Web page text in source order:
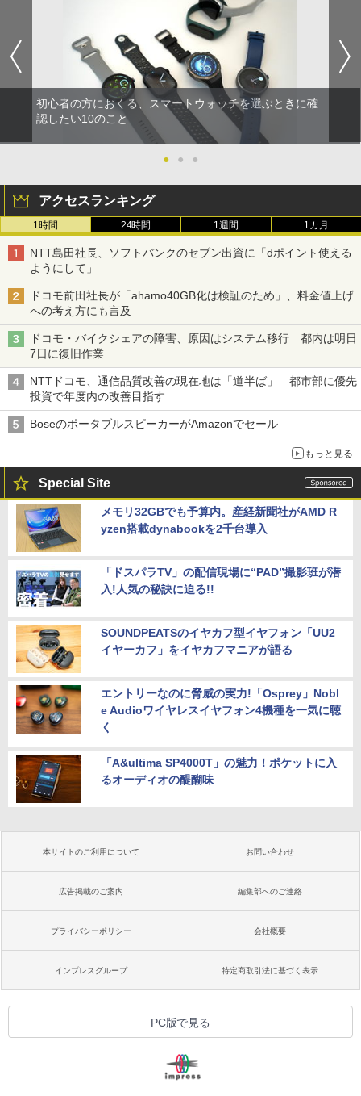
初心者の方におくる、スマートウォッチを選ぶときに確
認したい10のこと
● ● ●
アクセスランキング
1時間 24時間 1週間 1カ月
NTT島田社長、ソフトバンクのセブン出資に「dポイント使える
ようにして」
ドコモ前田社長が「ahamo40GB化は検証のため」、料金値上げ
への考え方にも言及
ドコモ・バイクシェアの障害、原因はシステム移行 都内は明日
7日に復旧作業
NTTドコモ、通信品質改善の現在地は「道半ば」 都市部に優先
投資で年度内の改善目指す
BoseのポータブルスピーカーがAmazonでセール
もっと見る
Special Site
メモリ32GBでも予算内。産経新聞社がAMD R
yzen搭載dynabookを2千台導入
「ドスパラTV」の配信現場に“PAD”撮影班が潜
入!人気の秘訣に迫る!!
SOUNDPEATSのイヤカフ型イヤフォン「UU2
イヤーカフ」をイヤカフマニアが語る
エントリーなのに脅威の実力!「Osprey」Nobl
e Audioワイヤレスイヤフォン4機種を一気に聴
く
「A&ultima SP4000T」の魅力！ポケットに入
るオーディオの醍醐味
本サイトのご利用について お問い合わせ
広告掲載のご案内 編集部へのご連絡
プライバシーポリシー 会社概要
インプレスグループ 特定商取引法に基づく表示
PC版で見る